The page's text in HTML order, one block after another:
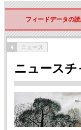
フィードデータの
ニュース
ニュース